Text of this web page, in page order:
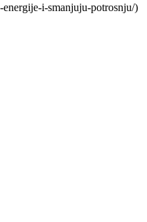
i-smanjuju-potrosnju/)